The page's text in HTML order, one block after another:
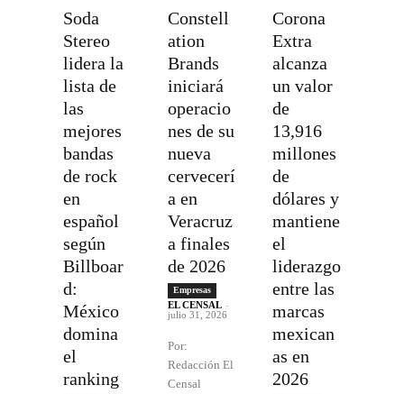
Soda
Stereo
lidera la
lista de
las
mejores
bandas
de rock
en
español
según
Billboar
d:
México
domina
el
ranking
Constell
ation
Brands
iniciará
operacio
nes de su
nueva
cervecerí
a en
Veracruz
a finales
de 2026
Empresas
EL CENSAL -
julio 31, 2026
Por:
Redacción El
Censal
Corona
Extra
alcanza
un valor
de
13,916
millones
de
dólares y
mantiene
el
liderazgo
entre las
marcas
mexican
as en
2026